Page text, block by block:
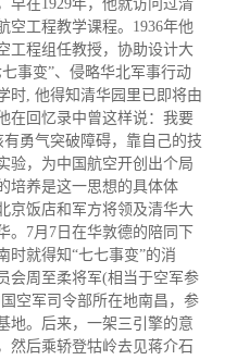
早在1929年，他就访问过清
空工程教学课程。1936年他
工程组任教授，协助设计大
事变”、侵略华北军事行动
时, 他得知清华园里已即将由
在回忆录中曾这样说：我要
勇气突破障碍，靠自己的技
验， 为中国航空开创出个局
培养是这一思想的具体体
京饭店和军方将领及清华大
。7月7日在华敦德的陪同下
时就得知“七七事变”的消
会周至柔将军(相当于空军参
空军司令部所在地南昌，参
地。后来，一架三引擎的意
然后乘轿登牯岭去见蒋介石